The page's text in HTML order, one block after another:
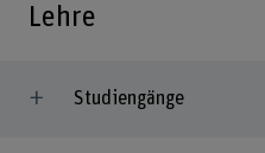
Lehre
Studiengänge